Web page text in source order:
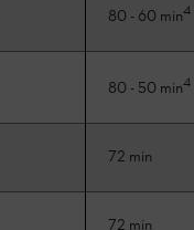
80 - 60 min4
80 - 50 min4
72 min